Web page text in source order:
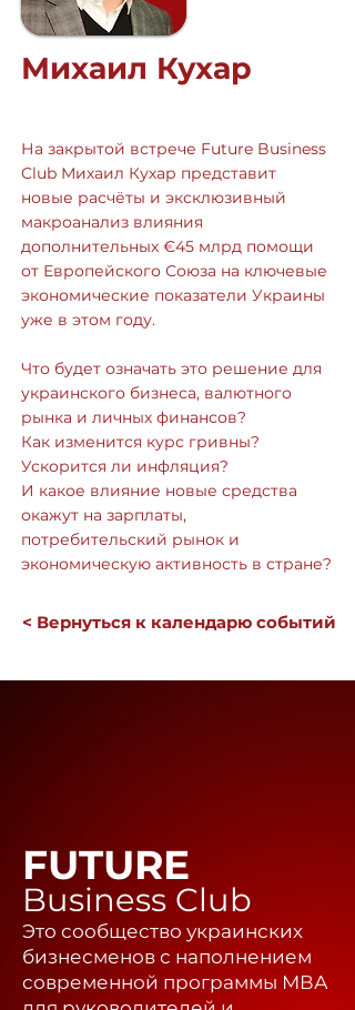
Михаил Кухар
На закрытой встрече Future Business
Club Михаил Кухар представит
новые расчёты и эксклюзивный
макроанализ влияния
дополнительных €45 млрд помощи
от Европейского Союза на ключевые
экономические показатели Украины
уже в этом году.
Что будет означать это решение для
украинского бизнеса, валютного
рынка и личных финансов?
Как изменится курс гривны?
Ускорится ли инфляция?
И какое влияние новые средства
окажут на зарплаты,
потребительский рынок и
экономическую активность в стране?
< Вернуться к календарю событий
FUTURE
Business Club
Это сообщество украинских
бизнесменов с наполнением
современной программы МВА